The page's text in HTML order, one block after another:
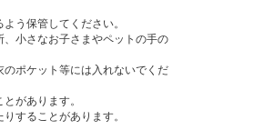
う保管してください。
、小さなお子さまやペットの手の
のポケット等には入れないでくだ
があります。
することがあります。